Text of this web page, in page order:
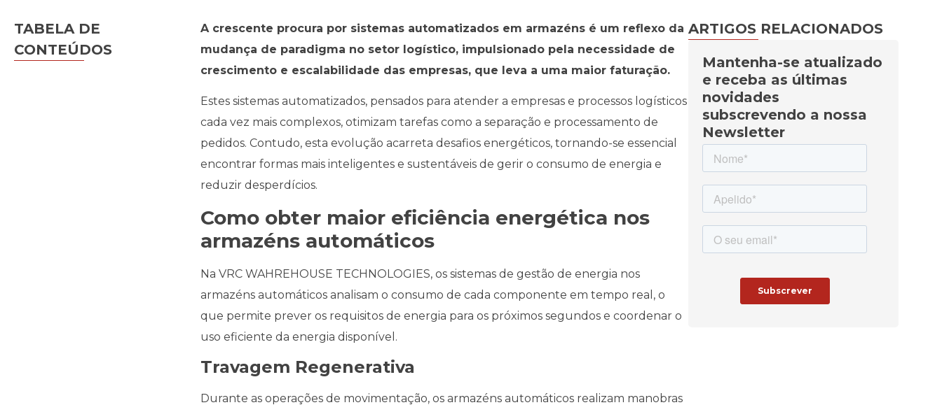
TABELA DE
CONTEÚDOS
A crescente procura por sistemas automatizados em armazéns é um reflexo da
mudança de paradigma no setor logístico, impulsionado pela necessidade de
crescimento e escalabilidade das empresas, que leva a uma maior faturação.
Estes sistemas automatizados, pensados para atender a empresas e processos logísticos
cada vez mais complexos, otimizam tarefas como a separação e processamento de
pedidos. Contudo, esta evolução acarreta desafios energéticos, tornando-se essencial
encontrar formas mais inteligentes e sustentáveis de gerir o consumo de energia e
reduzir desperdícios.
Como obter maior eficiência energética nos
armazéns automáticos
Na VRC WAHREHOUSE TECHNOLOGIES, os sistemas de gestão de energia nos
armazéns automáticos analisam o consumo de cada componente em tempo real, o
que permite prever os requisitos de energia para os próximos segundos e coordenar o
uso eficiente da energia disponível.
Travagem Regenerativa
Durante as operações de movimentação, os armazéns automáticos realizam manobras
ARTIGOS RELACIONADOS
Mantenha-se atualizado
e receba as últimas
novidades
subscrevendo a nossa
Newsletter